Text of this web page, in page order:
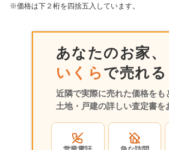
3,900万円
奈良県奈良市学園大和町五丁目
階 建物面
土地面積:104 ㎡
センチュリー21 フロンティア不動産
※価格は下２桁を四捨五入しています。
あなたのお家、
いくらで売れる
近隣で実際に売れた価格をも
土地・戸建の詳しい査定書を